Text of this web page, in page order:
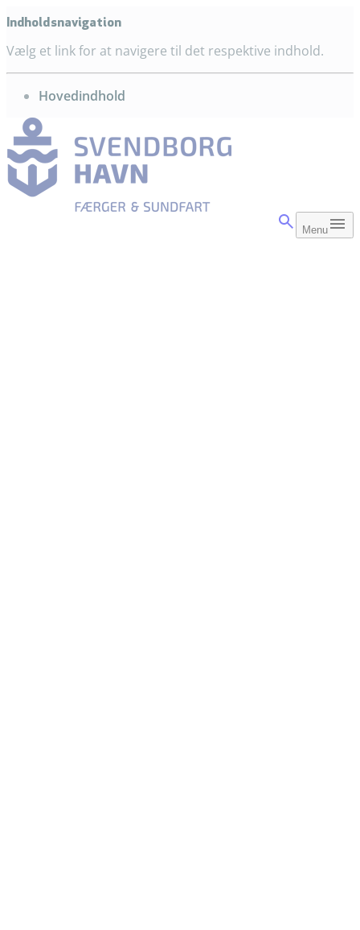
Indholdsnavigation
Vælg et link for at navigere til det respektive indhold.
gå til
Hovedindhold
Menu